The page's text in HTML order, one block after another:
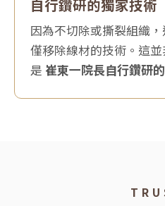
自行鑽研的獨家技術
因為不切除或撕裂組織
僅移除線材的技術。這
是 崔東一院長自行鑽研